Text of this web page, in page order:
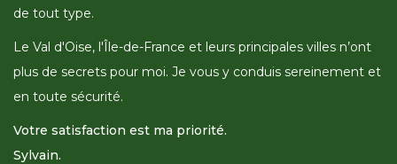
de tout type.
Le Val d'Oise, l'Île-de-France et leurs principales villes n’ont
plus de secrets pour moi. Je vous y conduis sereinement et
en toute sécurité.
Votre satisfaction est ma priorité.
Sylvain.